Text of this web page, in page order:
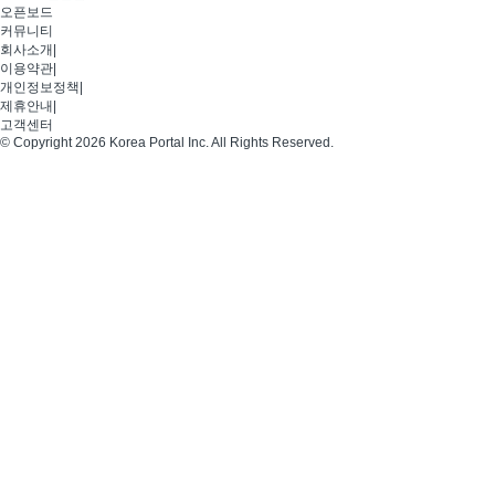
오픈보드
커뮤니티
회사소개
이용약관
개인정보정책
제휴안내
고객센터
© Copyright 2026 Korea Portal Inc. All Rights Reserved.